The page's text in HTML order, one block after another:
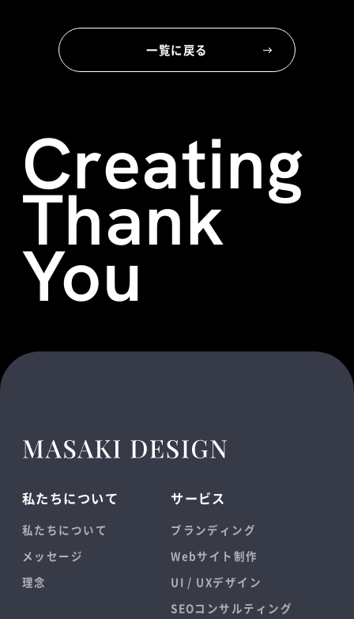
一覧に戻る
Creating
Thank
You
私たちについて
私たちについて
メッセージ
理念
サービス
ブランディング
Webサイト制作
UI / UXデザイン
SEOコンサルティング